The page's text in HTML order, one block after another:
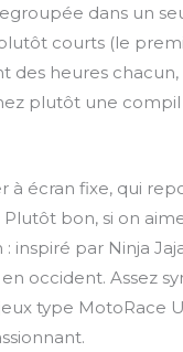
dans un
courts (le
des heures
plutôt une
à écran fixe, qui
bon, si on
inspiré par Ninja
occident. Assez
jeux type MotoRace